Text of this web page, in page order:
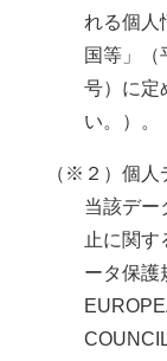
れる個人
国等」（
号）に定
い。）。
（※２）個人
当該デー
止に関
ータ保護